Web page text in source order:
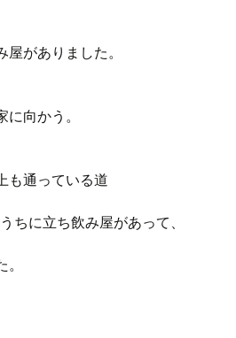
がありました。
向かう。
も通っている道
ちに立ち飲み屋があって、